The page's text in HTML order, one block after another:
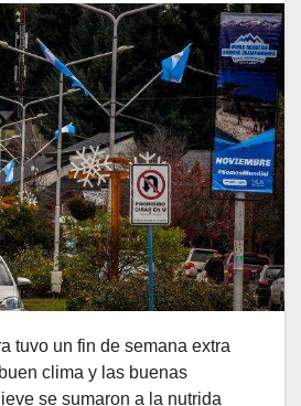
tuvo un fin de semana extra
clima y las buenas
se sumaron a la nutrida